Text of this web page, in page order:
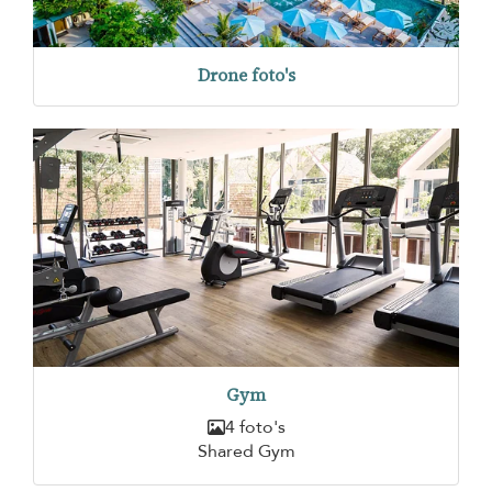
Drone foto's
Gym
4 foto's
Shared Gym